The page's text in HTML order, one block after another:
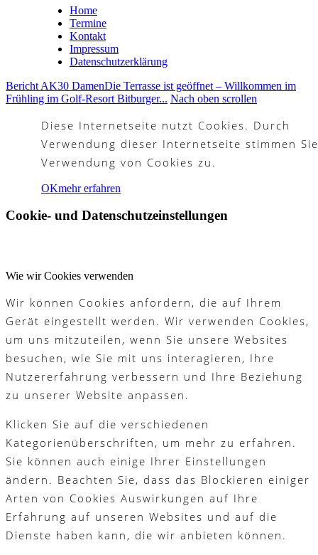
Home
Termine
Kontakt
Impressum
Datenschutzerklärung
Bericht AK30 DamenDie Terrasse ist geöffnet – Willkommen im
Frühling im Golf‑Resort Bitburger... Nach oben scrollen
Diese Internetseite nutzt Cookies. Durch
Verwendung dieser Internetseite stimmen
Verwendung von Cookies zu.
OKmehr erfahren
Cookie- und Datenschutzeinstellungen
Wie wir Cookies verwenden
Wir können Cookies anfordern, die auf Ihrem
Gerät eingestellt werden. Wir verwenden Cookies,
um uns mitzuteilen, wenn Sie unsere Websites
besuchen, wie Sie mit uns interagieren, Ihre
Nutzererfahrung verbessern und Ihre Beziehung
zu unserer Website anpassen.
Klicken Sie auf die verschiedenen
Kategorienüberschriften, um mehr zu erfahren.
Sie können auch einige Ihrer Einstellungen
ändern. Beachten Sie, dass das Blockieren einiger
Arten von Cookies Auswirkungen auf Ihre
Erfahrung auf unseren Websites und auf die
Dienste haben kann, die wir anbieten können.